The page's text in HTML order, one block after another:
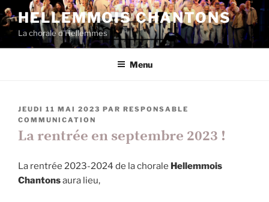
Aller
au
contenu
principal
HELLEMMOIS CHANTONS
La chorale d'Hellemmes
Menu
PUBLIÉ
LE
JEUDI 11 MAI 2023 PAR RESPONSABLE
COMMUNICATION
La rentrée en septembre 2023 !
La rentrée 2023-2024 de la chorale Hellemmois
Chantonsaura lieu,